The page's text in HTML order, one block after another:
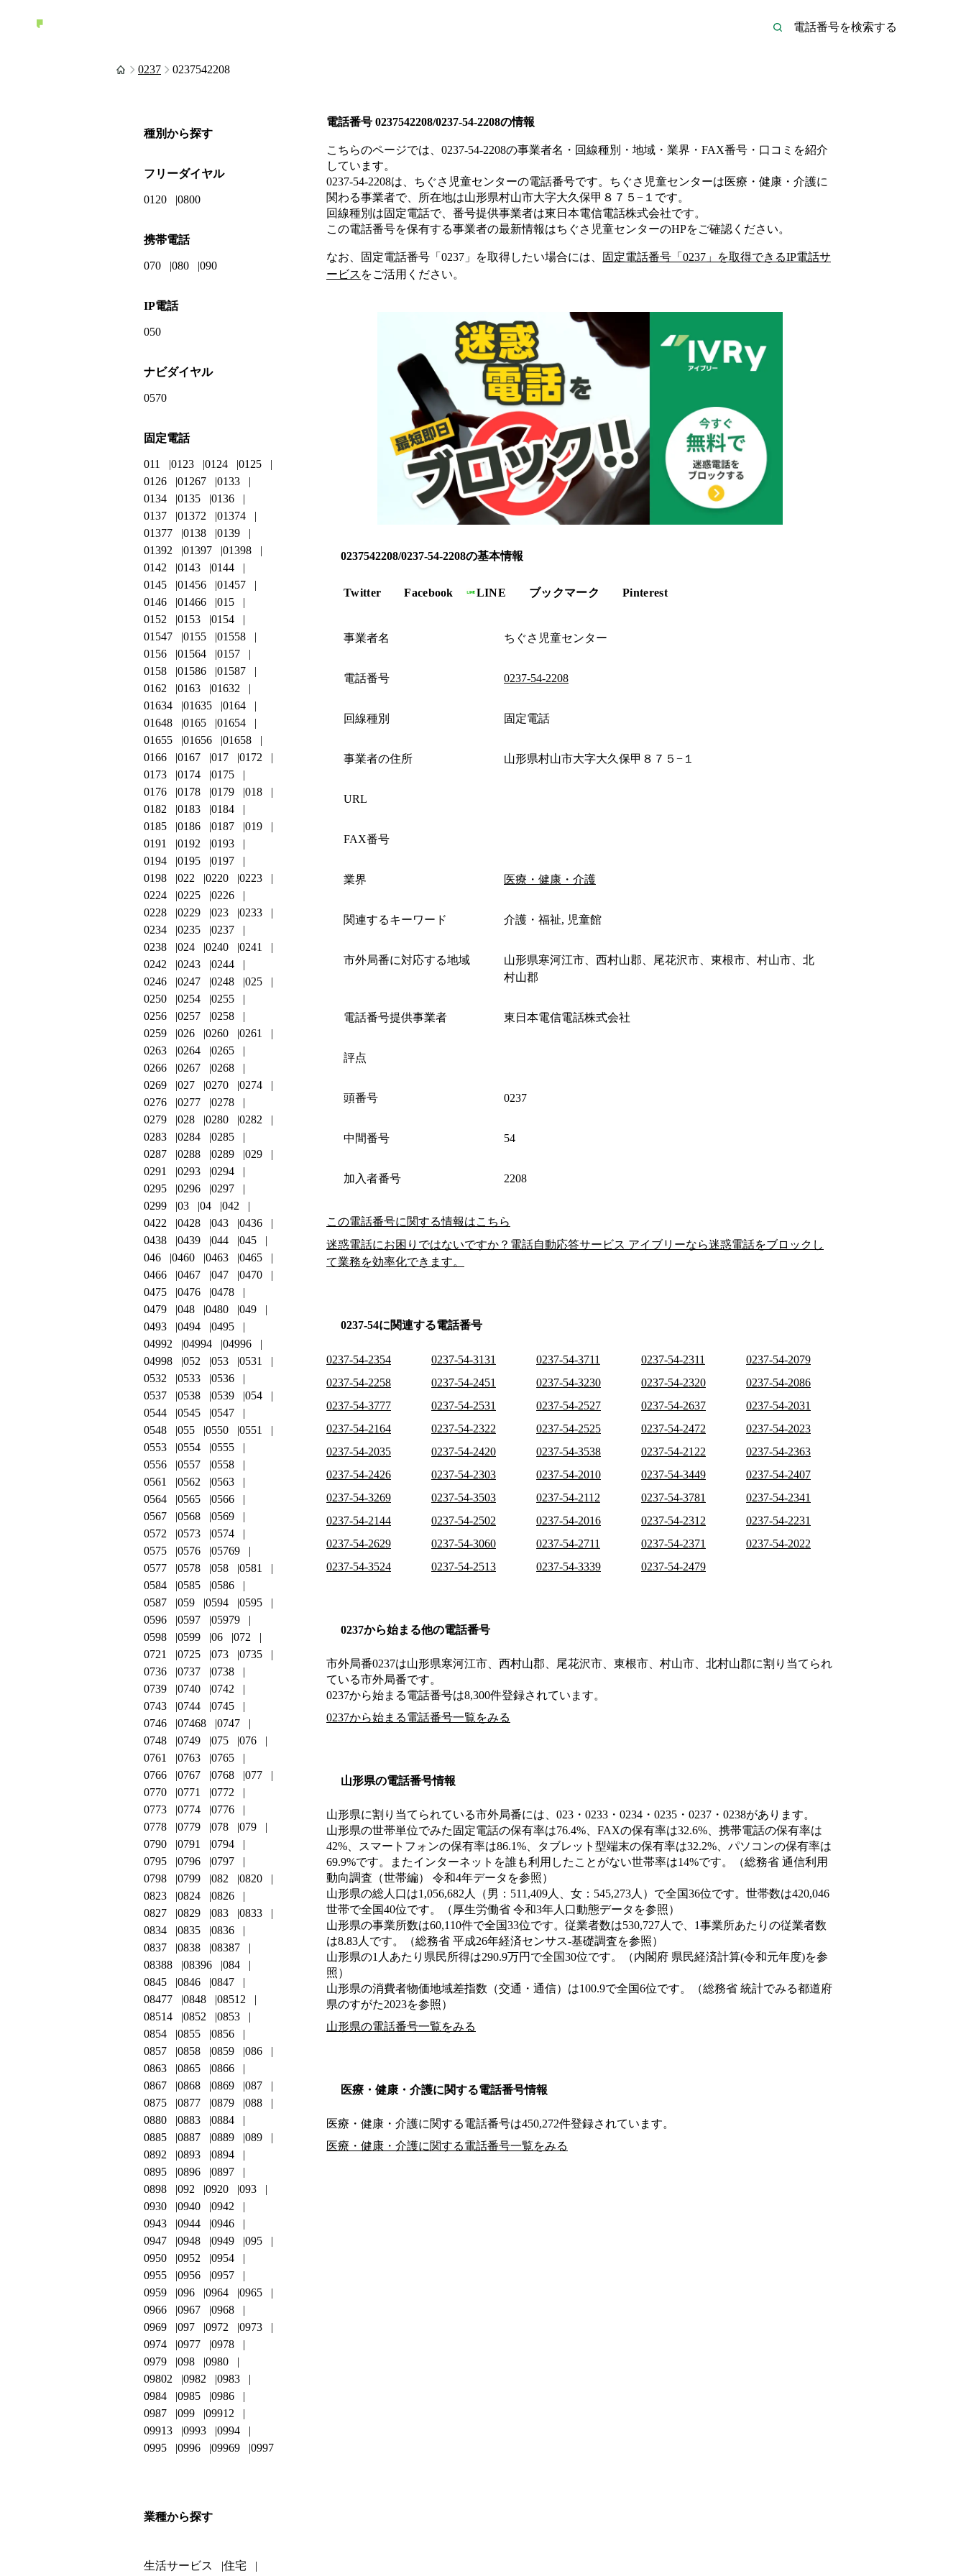
0237 0237542208
電話番号 0237542208/0237-54-2208の情報
こちらのページでは、 0237-54-2208の事業者名・回線種別・地域・業界・FAX番号・口コミを紹介
しています。
0237-54-2208は、 ちぐさ児童センターの電話番号です。 ちぐさ児童センターは医療・健康・介護に
関わる事業者で、所在地は山形県村山市大字大久保甲８７５−１ です。
回線種別は固定電話で、番号提供事業者は東日本電信電話株式会社です。
この電話番号を保有する事業者の最新情報はちぐさ児童センターのHPをご確認ください。
なお、固定電話番号「 0237 」を取得したい場合には、 固定電話番号「 0237 」を取得できるIP電話サ
ービス をご活用ください。
0237542208/0237-54-2208の基本情報
Twitter Facebook LINE ブックマーク Pinterest
事業者名 ちぐさ児童センター
電話番号 0237-54-2208
回線種別 固定電話
事業者の住所 山形県村山市大字大久保甲８７５−１
URL
FAX番号
業界 医療・健康・介護
関連するキーワード 介護・福祉, 児童館
市外局番に対応する地域
山形県寒河江市、西村山郡、尾花沢市、東根市、村山市、北
村山郡
電話番号提供事業者 東日本電信電話株式会社
評点
頭番号 0237
中間番号 54
加入者番号 2208
この電話番号に関する情報はこちら
迷惑電話にお困りではないですか？電話自動応答サービス アイブリーなら迷惑電話をブロックし
て業務を効率化できます。
0237-54に関連する電話番号
0237-54-2354 0237-54-3131 0237-54-3711 0237-54-2311
0237-54-2079
0237-54-2258
0237-54-2451 0237-54-3230 0237-54-2320
0237-54-2086
0237-54-3777
0237-54-2531 0237-54-2527 0237-54-2637
0237-54-2031
0237-54-2164
0237-54-2322 0237-54-2525 0237-54-2472
0237-54-2023
0237-54-2035
0237-54-2420 0237-54-3538 0237-54-2122
0237-54-2363
0237-54-2426
0237-54-2303 0237-54-2010 0237-54-3449
0237-54-2407
0237-54-3269
0237-54-3503 0237-54-2112 0237-54-3781
0237-54-2341
0237-54-2144
0237-54-2502 0237-54-2016 0237-54-2312
0237-54-2231
0237-54-2629
0237-54-3060 0237-54-2711 0237-54-2371
0237-54-2022
0237-54-3524
0237-54-2513 0237-54-3339 0237-54-2479
0237から始まる他の電話番号
市外局番0237は山形県寒河江市、西村山郡、尾花沢市、東根市、村山市、北村山郡に割り当てられ
ている市外局番です。
0237から始まる電話番号は8,300件登録されています。
0237から始まる電話番号一覧をみる
山形県の電話番号情報
山形県に割り当てられている市外局番には、023・0233・0234・0235・0237・0238があります。
山形県の世帯単位でみた固定電話の保有率は76.4%、FAXの保有率は32.6%、携帯電話の保有率は
42%、スマートフォンの保有率は86.1%、タブレット型端末の保有率は32.2%、パソコンの保有率は
69.9%です。またインターネットを誰も利用したことがない世帯率は14%です。（総務省 通信利用
動向調査（世帯編） 令和4年データを参照）
山形県の総人口は1,056,682人（男：511,409人、女：545,273人）で全国36位です。世帯数は420,046
世帯で全国40位です。（厚生労働省 令和3年人口動態データを参照）
山形県の事業所数は60,110件で全国33位です。従業者数は530,727人で、1事業所あたりの従業者数
は8.83人です。（総務省 平成26年経済センサス‐基礎調査を参照）
山形県の1人あたり県民所得は290.9万円で全国30位です。（内閣府 県民経済計算(令和元年度)を参
照）
山形県の消費者物価地域差指数（交通・通信）は100.9で全国6位です。（総務省 統計でみる都道府
県のすがた2023を参照）
山形県の電話番号一覧をみる
医療・健康・介護に関する電話番号情報
医療・健康・介護に関する電話番号は450,272件登録されています。
医療・健康・介護に関する電話番号一覧をみる
種別から探す
フリーダイヤル
0120 0800
携帯電話
070 080 090
IP電話
050
ナビダイヤル
0570
固定電話
011 0123 0124
0125
0126
01267
0133
0134
0135
0136
0137
01372
01374
01377
0138
0139
01392
01397
01398
0142
0143
0144
0145
01456
01457
0146
01466
015
0152
0153
0154
01547
0155
01558
0156
01564
0157
0158
01586
01587
0162
0163
01632
01634
01635
0164
01648
0165
01654
01655
01656
01658
0166
0167 017
0172
0173
0174
0175
0176
0178 0179
018
0182
0183
0184
0185
0186 0187
019
0191
0192
0193
0194
0195
0197
0198
022 0220
0223
0224
0225
0226
0228
0229 023
0233
0234
0235
0237
0238
024 0240
0241
0242
0243
0244
0246
0247 0248
025
0250
0254
0255
0256
0257
0258
0259
026 0260
0261
0263
0264
0265
0266
0267
0268
0269
027 0270
0274
0276
0277
0278
0279
028 0280
0282
0283
0284
0285
0287
0288 0289
029
0291
0293
0294
0295
0296
0297
0299
03 04
042
0422
0428 043
0436
0438
0439 044
045
046
0460 0463
0465
0466
0467 047
0470
0475
0476
0478
0479
048 0480
049
0493
0494
0495
04992
04994
04996
04998
052 053
0531
0532
0533
0536
0537
0538 0539
054
0544
0545
0547
0548
055 0550
0551
0553
0554
0555
0556
0557
0558
0561
0562
0563
0564
0565
0566
0567
0568
0569
0572
0573
0574
0575
0576
05769
0577
0578 058
0581
0584
0585
0586
0587
059 0594
0595
0596
0597
05979
0598
0599 06
072
0721
0725 073
0735
0736
0737
0738
0739
0740
0742
0743
0744
0745
0746
07468
0747
0748
0749 075
076
0761
0763
0765
0766
0767 0768
077
0770
0771
0772
0773
0774
0776
0778
0779 078
079
0790
0791
0794
0795
0796
0797
0798
0799 082
0820
0823
0824
0826
0827
0829 083
0833
0834
0835
0836
0837
0838
08387
08388
08396
084
0845
0846
0847
08477
0848
08512
08514
0852
0853
0854
0855
0856
0857
0858 0859
086
0863
0865
0866
0867
0868 0869
087
0875
0877 0879
088
0880
0883
0884
0885
0887 0889
089
0892
0893
0894
0895
0896
0897
0898
092 0920
093
0930
0940
0942
0943
0944
0946
0947
0948 0949
095
0950
0952
0954
0955
0956
0957
0959
096 0964
0965
0966
0967
0968
0969
097 0972
0973
0974
0977
0978
0979
098
0980
09802
0982
0983
0984
0985
0986
0987
099
09912
09913
0993
0994
0995
0996 09969 0997
業種から探す
生活サービス 住宅